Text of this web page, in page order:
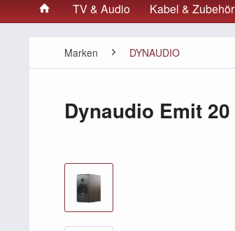
TV & Audio Kabel & Zubehör
Marken DYNAUDIO
Dynaudio Emit 20